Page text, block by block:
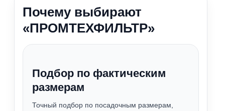
Почему выбирают
«ПРОМТЕХФИЛЬТР»
Подбор по фактическим
размерам
Точный подбор по посадочным размерам,